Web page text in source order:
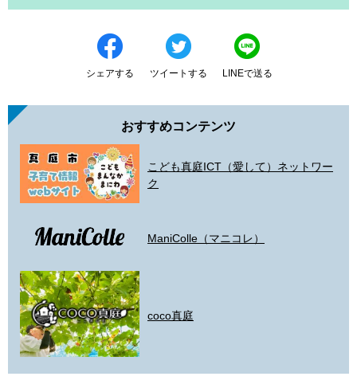
シェアする ツイートする LINEで送る
おすすめコンテンツ
こども真庭ICT（愛して）ネットワー
ク
ManiColle（マニコレ）
coco真庭